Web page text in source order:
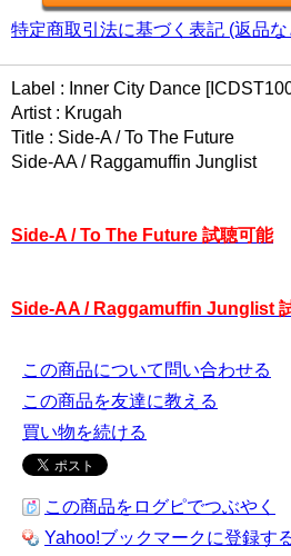
特定商取引法に基づく表記 (返品な
Label : Inner City Dance
Artist : Krugah
Title : Side-A / To The Future
Side-AA / Raggamuffin Junglist
Side-A / To The Future 試聴可能
Side-AA / Raggamuffin Junglist
この商品について問い合わせる
この商品を友達に教える
買い物を続ける
この商品をログピでつぶやく
Yahoo!ブックマークに登録す